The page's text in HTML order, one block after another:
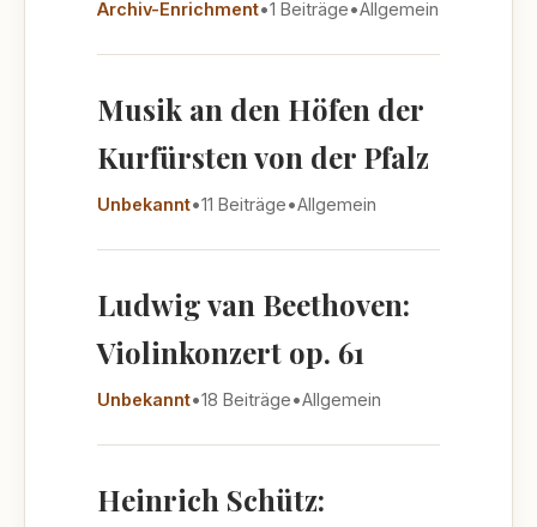
Archiv-Enrichment•1 Beiträge•Allgemein
Musik an den Höfen der
Kurfürsten von der Pfalz
Unbekannt•11 Beiträge•Allgemein
Ludwig van Beethoven:
Violinkonzert op. 61
Unbekannt•18 Beiträge•Allgemein
Heinrich Schütz: